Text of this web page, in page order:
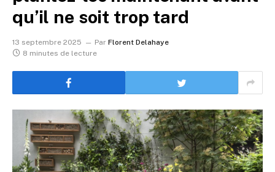
qu’il ne soit trop tard
13 septembre 2025 Par Florent Delahaye
8 minutes de lecture